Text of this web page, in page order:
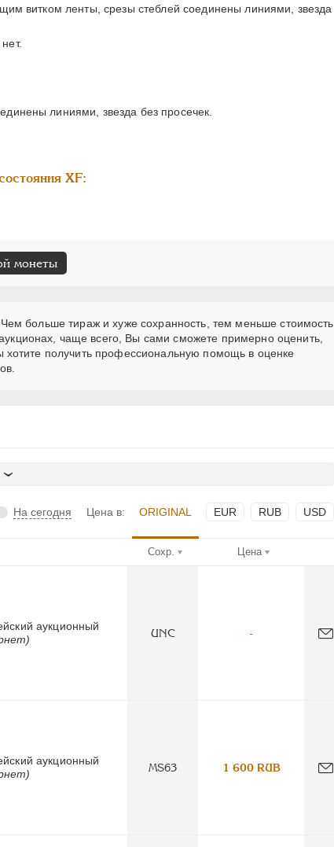
витком ленты, срезы стеблей соединены линиями, звезда
линиями, звезда без просечек.
XF:
монеты
больше тираж и хуже сохранность, тем меньше стоимость
чаще всего, Вы сами сможете примерно оценить,
получить профессиональную помощь в оценке
На сегодня Цена в: ORIGINAL EUR RUB USD
Сохр. Цена
аукционный
UNC -
аукционный
MS63 1 600 RUB